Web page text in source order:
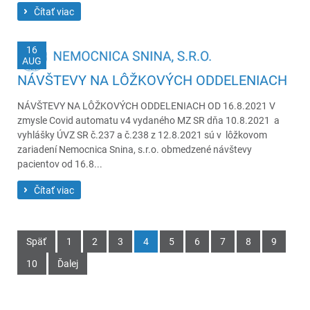
Čítať viac
16
AUG
NÁVŠTEVY NA LÔŽKOVÝCH ODDELENIACH
NÁVŠTEVY NA LÔŽKOVÝCH ODDELENIACH OD 16.8.2021 V
zmysle Covid automatu v4 vydaného MZ SR dňa 10.8.2021 a
vyhlášky ÚVZ SR č.237 a č.238 z 12.8.2021 sú v lôžkovom
zariadení Nemocnica Snina, s.r.o. obmedzené návštevy
pacientov od 16.8...
Čítať viac
Späť 1 2 3 4 5 6 7 8
9
10
Ďalej